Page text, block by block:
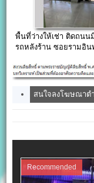
พื้นที่ว่างให้เช่า ติดถนน
รถหลังร้าน ซอยรามอิน
สนใจลงโฆษณาต
Recommended